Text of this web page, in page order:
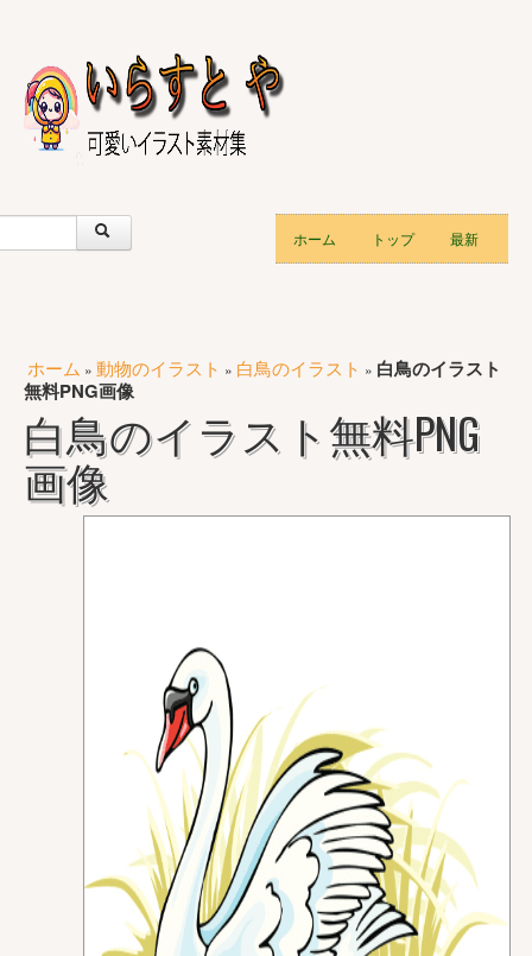
ホーム トップ 最新
ホーム » 動物のイラスト » 白鳥のイラスト » 白鳥のイラスト
無料PNG画像
白鳥のイラスト無料PNG
画像